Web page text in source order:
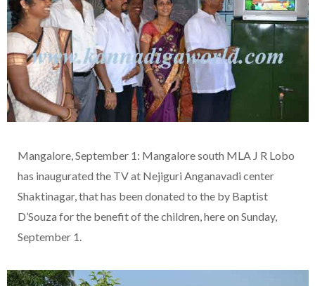
Mangalore, September 1: Mangalore south MLA J R Lobo
has inaugurated the TV at Nejiguri Anganavadi center
Shaktinagar, that has been donated to the by Baptist
D’Souza for the benefit of the children, here on Sunday,
September 1.